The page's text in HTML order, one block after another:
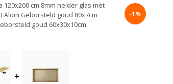
cm 8mm helder glas met
Aloni Geborsteld goud 80x7cm
goud 60x30x10cm
-1%
+